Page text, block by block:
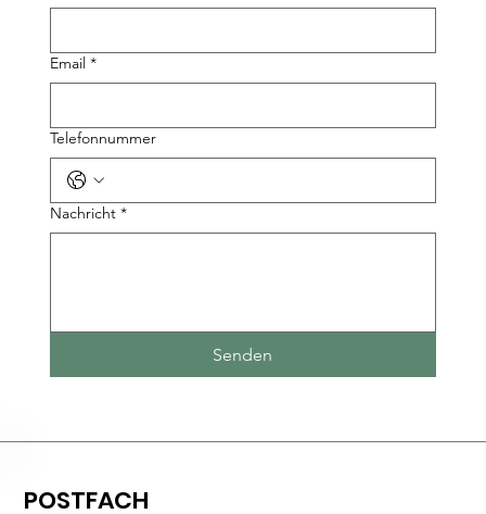
Email *
Telefonnummer
Nachricht *
Senden
POSTFACH